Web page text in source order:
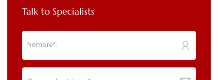
Talk to Specialists